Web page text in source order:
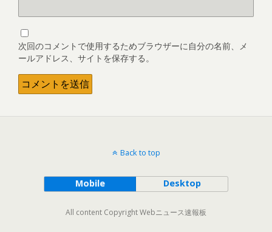
次回のコメントで使用するためブラウザーに自分の名前、メ
ールアドレス、サイトを保存する。
Back to top
Mobile Desktop
All content Copyright Webニュース速報板